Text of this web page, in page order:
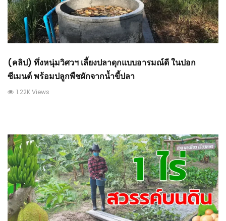
(คลิป) ทึ่งหนุ่มวิศวฯ เลี้ยงปลาดุกแบบอารมณ์ดี ในปอก
ซีเมนต์ พร้อมปลูกพืชผักจากน้ำขี้ปลา
1.22K Views